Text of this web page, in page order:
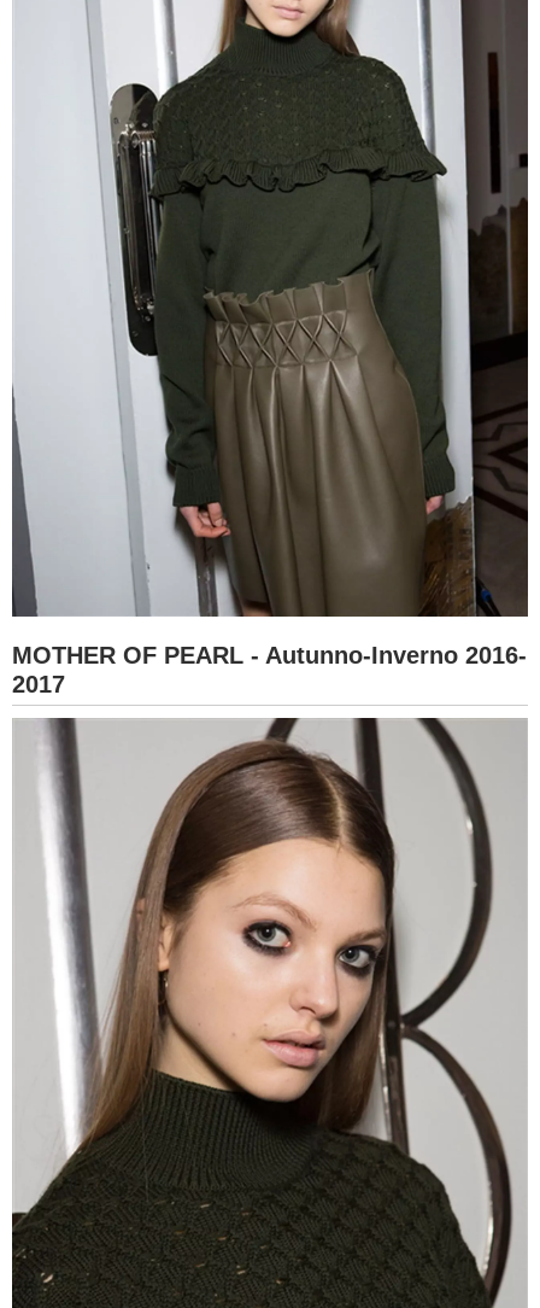
MOTHER OF PEARL - Autunno-Inverno 2016-
2017